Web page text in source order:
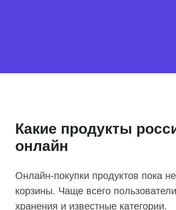
Какие продукты
онлайн
Онлайн-покупки продуктов пока
корзины. Чаще всего
хранения и известные категории.